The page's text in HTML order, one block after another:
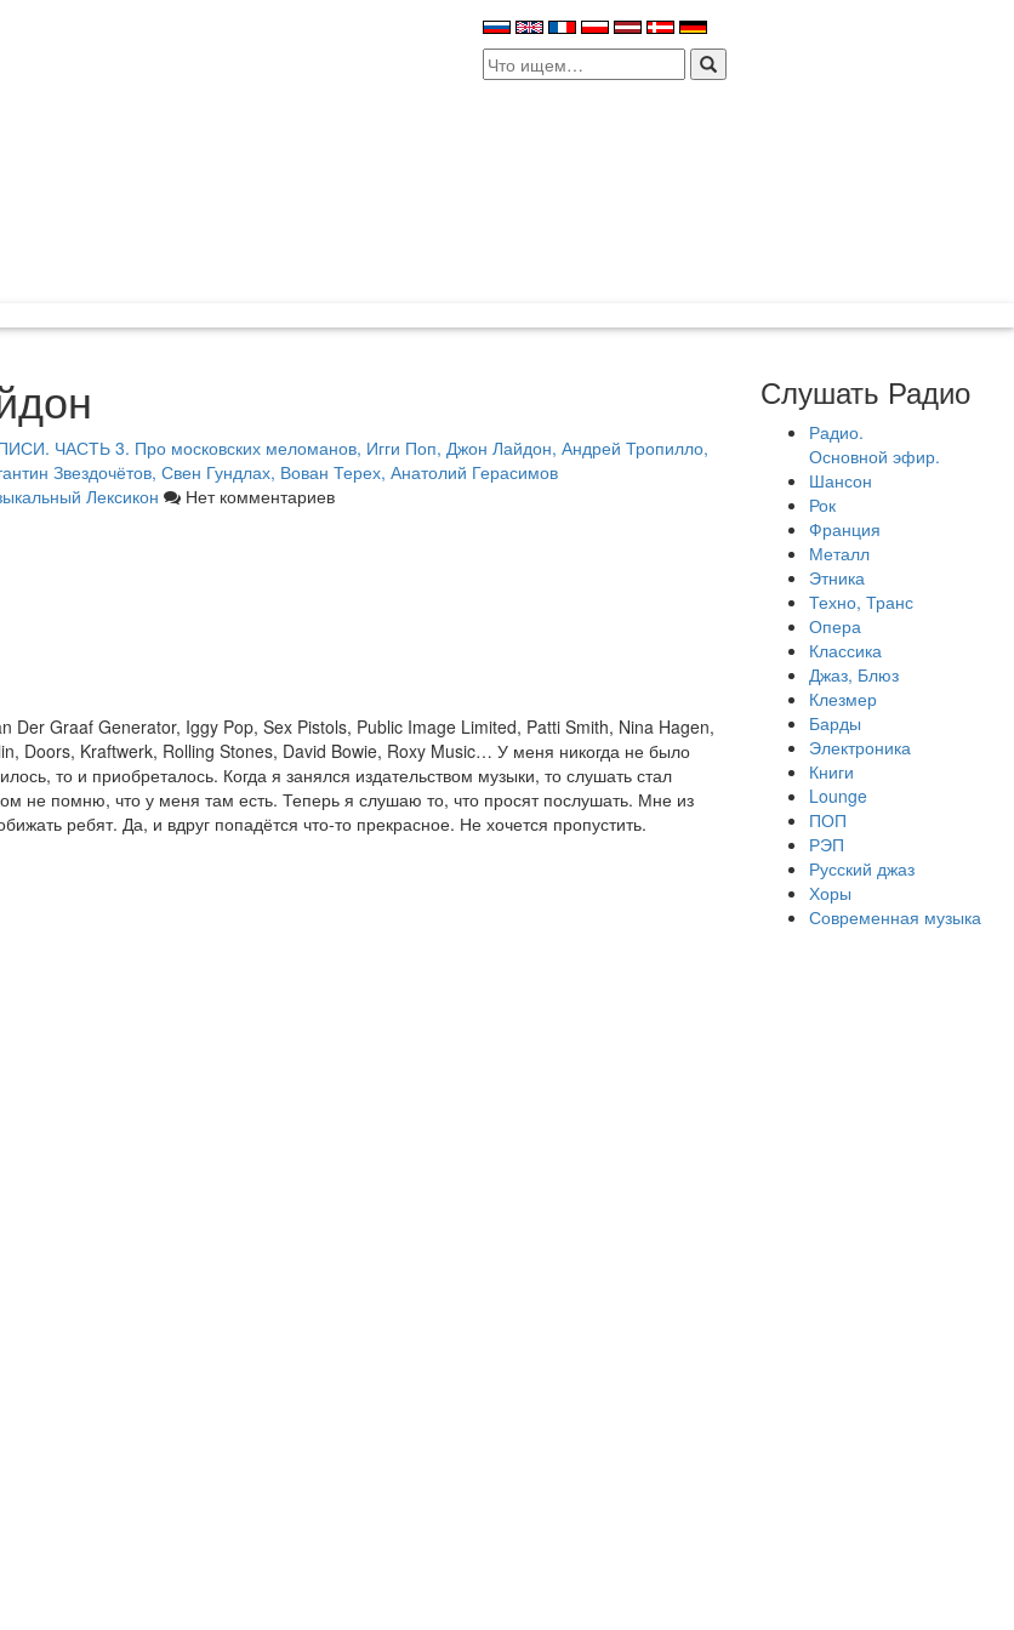
Search
for:
ЧАСТЬ 3. Про московских меломанов, Игги Поп, Джон Лайдон, Андрей Тропилло,
Звездочётов, Свен Гундлах, Вован Терех, Анатолий Герасимов
Лексикон Нет комментариев
Der Graaf Generator, Iggy Pop, Sex Pistols, Public Image Limited, Patti Smith, Nina Hagen,
Doors, Kraftwerk, Rolling Stones, David Bowie, Roxy Music… У меня никогда не было
то и приобреталось. Когда я занялся издательством музыки, то слушать стал
не помню, что у меня там есть. Теперь я слушаю то, что просят послушать. Мне из
ребят. Да, и вдруг попадётся что-то прекрасное. Не хочется пропустить.
Слушать Радио
Радио.
Основной эфир.
Шансон
Рок
Франция
Металл
Этника
Техно, Транс
Опера
Классика
Джаз, Блюз
Клезмер
Барды
Электроника
Книги
Lounge
ПОП
РЭП
Русский джаз
Хоры
Современная музыка